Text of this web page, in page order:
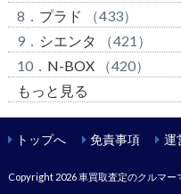
8． プラド
（433）
9． シエンタ
（421）
10． N-BOX（420）
もっと見る
トップへ 免責事項 運
Copyright 2026車買取査定のクルマー